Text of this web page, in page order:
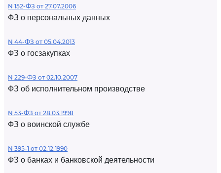
N 152-ФЗ от 27.07.2006
ФЗ о персональных данных
N 44-ФЗ от 05.04.2013
ФЗ о госзакупках
N 229-ФЗ от 02.10.2007
ФЗ об исполнительном производстве
N 53-ФЗ от 28.03.1998
ФЗ о воинской службе
N 395-1 от 02.12.1990
ФЗ о банках и банковской деятельности